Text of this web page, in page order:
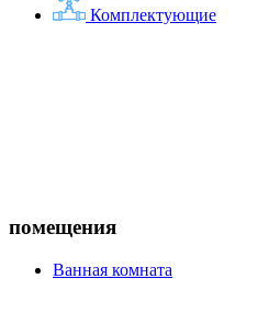
Комплектующие
помещения
Ванная комната